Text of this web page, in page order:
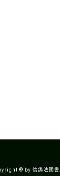
© by 信鴿法國